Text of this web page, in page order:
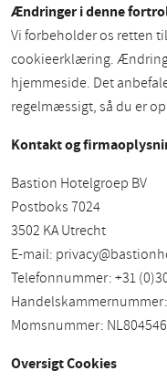
Ændringer i denne
Vi forbeholder os retten
cookieerklæring.
hjemmeside. Det
regelmæssigt, så du er
Kontakt og
Bastion Hotelgroep BV
Postboks 7024
3502 KA Utrecht
E-mail:
Telefonnummer: +31
Momsnummer:
Oversigt Cookies